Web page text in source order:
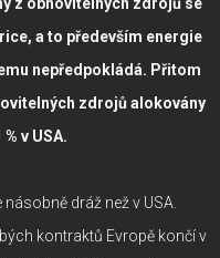
z obnovitelných zdrojů se
a to především energie
nepředpokládá. Přitom
zdrojů alokovány
% v USA.
dráž než v USA.
kontraktů Evropě končí v